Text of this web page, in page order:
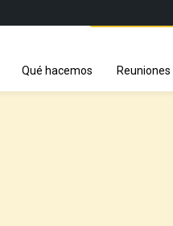
Qué hacemos Reuniones